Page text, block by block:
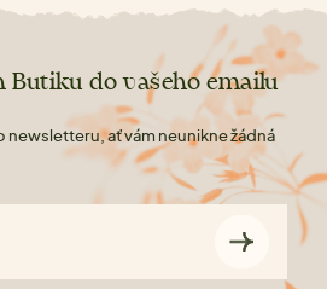
Butiku do vašeho emailu
ať vám neunikne žádná